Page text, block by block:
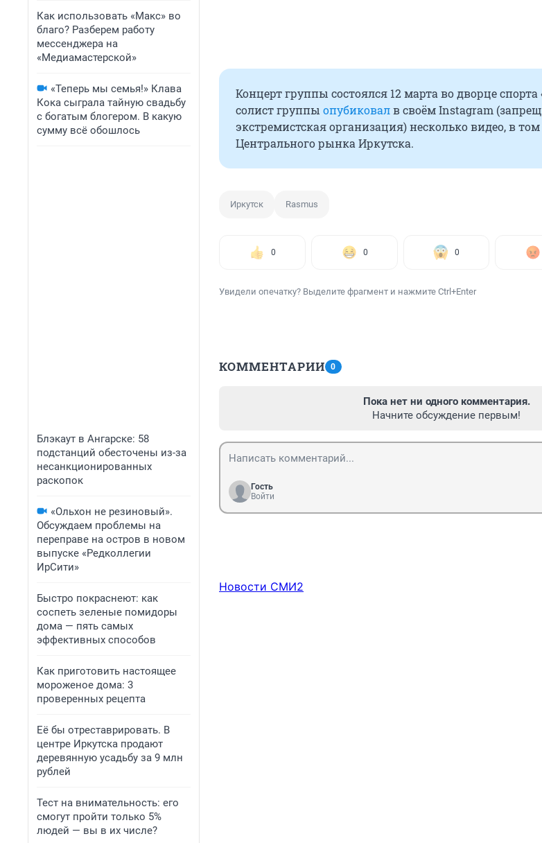
Как использовать «Макс» во
благо? Разберем работу
мессенджера на
«Медиамастерской»
«Теперь мы семья!» Клава
Кока сыграла тайную свадьбу
с богатым блогером. В какую
сумму всё обошлось
Блэкаут в Ангарске: 58
подстанций обесточены из-за
несанкционированных
раскопок
«Ольхон не резиновый».
Обсуждаем проблемы на
переправе на остров в новом
выпуске «Редколлегии
ИрСити»
Быстро покраснеют: как
соспеть зеленые помидоры
дома — пять самых
эффективных способов
Как приготовить настоящее
мороженое дома: 3
проверенных рецепта
Её бы отреставрировать. В
центре Иркутска продают
деревянную усадьбу за 9 млн
рублей
Тест на внимательность: его
смогут пройти только 5%
людей — вы в их числе?
Концерт группы состоялся 12 марта во дворце
солист группы опубиковалв своём Instagram
экстремистская организация) несколько видео, в
Центрального рынка Иркутска.
Иркутск Rasmus
0 0 0
Увидели опечатку? Выделите фрагмент и нажмите Ctrl+Enter
КОММЕНТАРИИ 0
Пока нет ни одного комментария.
Начните обсуждение первым!
Гость
Войти
Новости СМИ2